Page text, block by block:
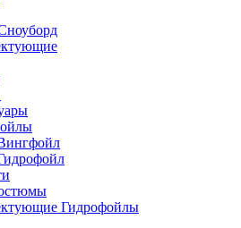
Гидрофойлы